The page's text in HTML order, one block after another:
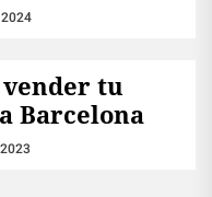
tu
Barcelona